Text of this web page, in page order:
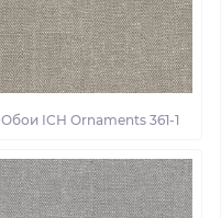
Обои ІСН Ornaments 361-1